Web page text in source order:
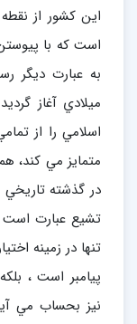
اين كشور از
است كه با
به عبارت ديگر
ميلادي آغاز
اسلامي را از
متمايز مي كند،
در گذشته
تشيع عبارت است
تنها در زمينه
پيامبر است ،
نيز بحساب مي